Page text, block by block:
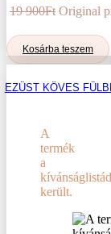
19 900Ft Original
Kosárba teszem
EZÜST KÖVES
A
termék
a
került.